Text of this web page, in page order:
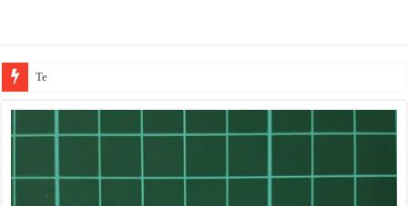
Tempahan tshirt sukan sekolah Ana Muslim Preschool